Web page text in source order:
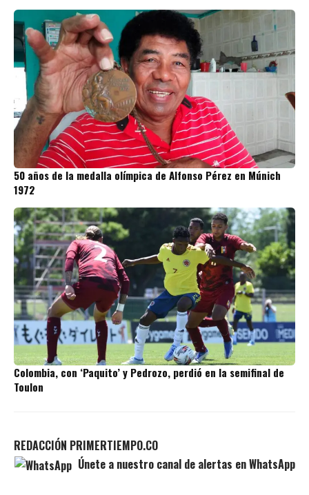
50 años de la medalla olímpica de Alfonso Pérez en Múnich
1972
Colombia, con ‘Paquito’ y Pedrozo, perdió en la semifinal de
Toulon
REDACCIÓN PRIMERTIEMPO.CO
Únete a nuestro canal de alertas en WhatsApp